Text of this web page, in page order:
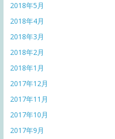
2018年5月
2018年4月
2018年3月
2018年2月
2018年1月
2017年12月
2017年11月
2017年10月
2017年9月